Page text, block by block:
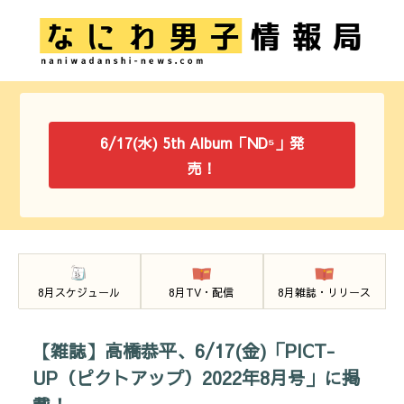
6/17(水) 5th Album「ND⁵」発
売！
8月スケジュール 8月TV・配信 8月雑誌・リリース
【雑誌】高橋恭平、6/17(金)「PICT-
UP（ピクトアップ）2022年8月号」に掲